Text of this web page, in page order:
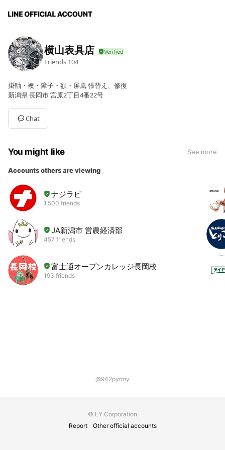
横山表具店
Friends 104
掛軸・襖・障子・額・屏風 張替え、修復
新潟県 長岡市 宮原2丁目4番22号
Chat
You might like See more
Accounts others are viewing
ナジラビ
1,500 friends
JA新潟市 営農経済部
457 friends
富士通オープンカレッジ長岡校
193 friends
@942pyrmy
© LY Corporation
Report
Other official accounts